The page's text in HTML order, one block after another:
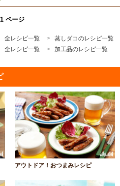
ページ
全レシピ一覧
蒸しダコのレシピ一覧
全レシピ一覧 加工品のレシピ一覧
アウトドア！おつまみレシピ